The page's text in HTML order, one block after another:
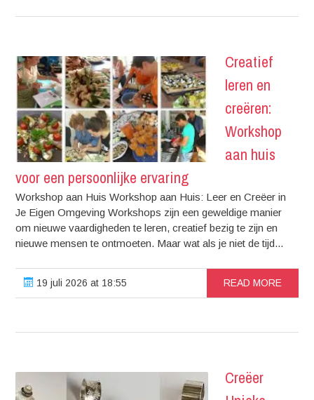
Creatief
leren en
creëren:
Workshop
aan huis
voor een persoonlijke ervaring
Workshop aan Huis Workshop aan Huis: Leer en Creëer in
Je Eigen Omgeving Workshops zijn een geweldige manier
om nieuwe vaardigheden te leren, creatief bezig te zijn en
nieuwe mensen te ontmoeten. Maar wat als je niet de tijd...
19 juli 2026 at 18:55 READ MORE
Creëer